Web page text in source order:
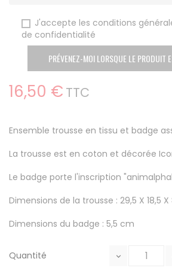
J'accepte les conditions
de confidentialité
PRÉVENEZ-MOI LORSQUE LE PRODUIT
16,50 € TTC
Ensemble trousse en tissu et badge
La trousse est en coton et décorée
Le badge porte l'inscription
Dimensions de la trousse : 29,5 X 18,5
Dimensions du badge : 5,5 cm
Quantité